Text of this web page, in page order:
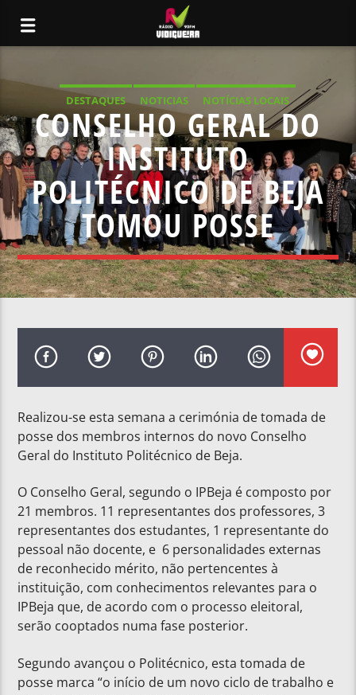
DESTAQUES NOTICIAS
NOTÍCIAS LOCAIS
NOTÍCIAS NACIONAIS
CONSELHO GERAL DO
INSTITUTO
POLITÉCNICO DE BEJA
TOMOU POSSE
Realizou-se esta semana a cerimónia de tomada de
posse dos membros internos do novo Conselho
Geral do Instituto Politécnico de Beja.
O Conselho Geral, segundo o IPBeja é composto por
21 membros. 11 representantes dos professores, 3
representantes dos estudantes, 1 representante do
pessoal não docente, e 6 personalidades externas
de reconhecido mérito, não pertencentes à
instituição, com conhecimentos relevantes para o
IPBeja que, de acordo com o processo eleitoral,
serão cooptados numa fase posterior.
Segundo avançou o Politécnico, esta tomada de
posse marca “o início de um novo ciclo de trabalho e